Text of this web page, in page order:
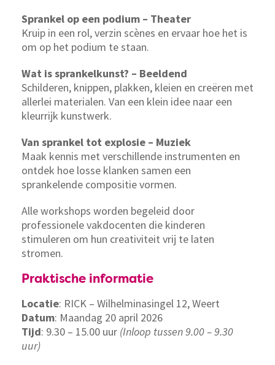
Sprankel op een podium – Theater
Kruip in een rol, verzin scènes en ervaar hoe het is
om op het podium te staan.
Wat is sprankelkunst? – Beeldend
Schilderen, knippen, plakken, kleien en creëren met
allerlei materialen. Van een klein idee naar een
kleurrijk kunstwerk.
Van sprankel tot explosie – Muziek
Maak kennis met verschillende instrumenten en
ontdek hoe losse klanken samen een
sprankelende compositie vormen.
Alle workshops worden begeleid door
professionele vakdocenten die kinderen
stimuleren om hun creativiteit vrij te laten
stromen.
Praktische informatie
Locatie: RICK – Wilhelminasingel 12, Weert
Datum: Maandag 20 april 2026
Tijd: 9.30 – 15.00 uur (Inloop tussen 9.00 – 9.30
uur)